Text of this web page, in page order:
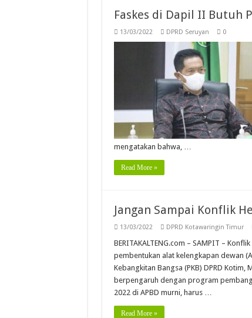
Faskes di Dapil II Butuh
13/03/2022 DPRD Seruyan 0
mengatakan bahwa, …
Read More »
Jangan Sampai Konflik
13/03/2022 DPRD Kotawaringin Timur
BERITAKALTENG.com – SAMPIT –
pembentukan alat kelengkapan dewan
Kebangkitan Bangsa (PKB) DPRD
berpengaruh dengan program
2022 di APBD murni, harus …
Read More »